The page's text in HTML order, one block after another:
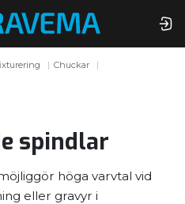
Chuckar
spindlar
höga varvtal vid
eller gravyr i